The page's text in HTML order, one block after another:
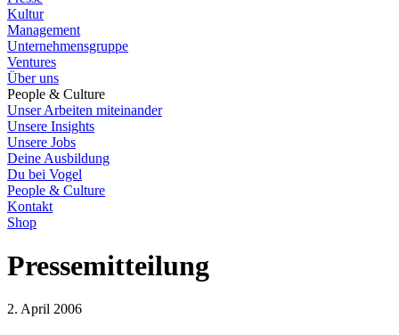
Kultur
Management
Unternehmensgruppe
Ventures
Über uns
People & Culture
Unser Arbeiten miteinander
Unsere Insights
Unsere Jobs
Deine Ausbildung
Du bei Vogel
People & Culture
Kontakt
Shop
Pressemitteilung
2. April 2006